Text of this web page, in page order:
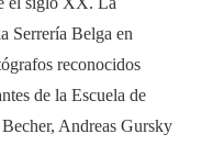
Serrería Belga en
reconocidos
de la Escuela de
Andreas Gursky